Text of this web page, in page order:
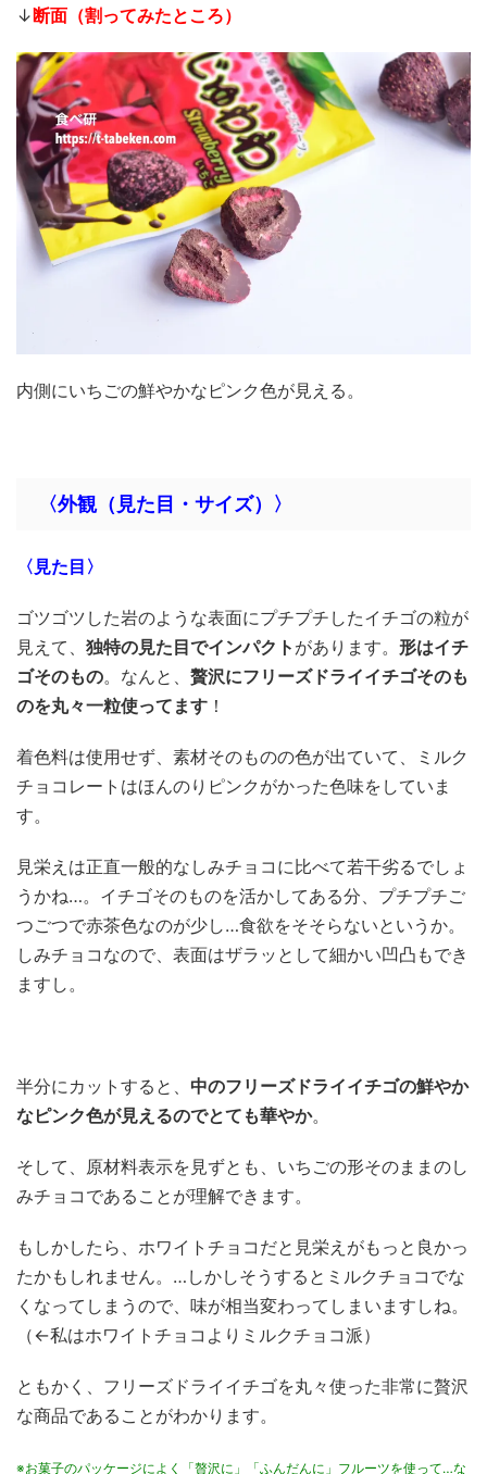
↓ 断面（割ってみたところ）
内側にいちごの鮮やかなピンク色が見える。
〈外観（見た目・サイズ）〉
〈見た目〉
ゴツゴツした岩のような表面にプチプチしたイチゴの粒が
見えて、 独特の見た目でインパクト があります。 形はイチ
ゴそのもの。なんと、 贅沢にフリーズドライイチゴそのも
のを丸々一粒使ってます ！
着色料は使用せず、素材そのものの色が出ていて、ミルク
チョコレートはほんのりピンクがかった色味をしていま
す。
見栄えは正直一般的なしみチョコに比べて若干劣るでしょ
うかね…。イチゴそのものを活かしてある分、プチプチご
つごつで赤茶色なのが少し…食欲をそそらないというか。
しみチョコなので、表面はザラッとして細かい凹凸もでき
ますし。
半分にカットすると、 中のフリーズドライイチゴの鮮やか
なピンク色が見えるのでとても華やか。
そして、原材料表示を見ずとも、いちごの形そのままのし
みチョコであることが理解できます。
もしかしたら、ホワイトチョコだと見栄えがもっと良かっ
たかもしれません。…しかしそうするとミルクチョコでな
くなってしまうので、味が相当変わってしまいますしね。
（←私はホワイトチョコよりミルクチョコ派）
ともかく、フリーズドライイチゴを丸々使った非常に贅沢
な商品であることがわかります。
※お菓子のパッケージによく「贅沢に」「ふんだんに」フルーツを使って…な